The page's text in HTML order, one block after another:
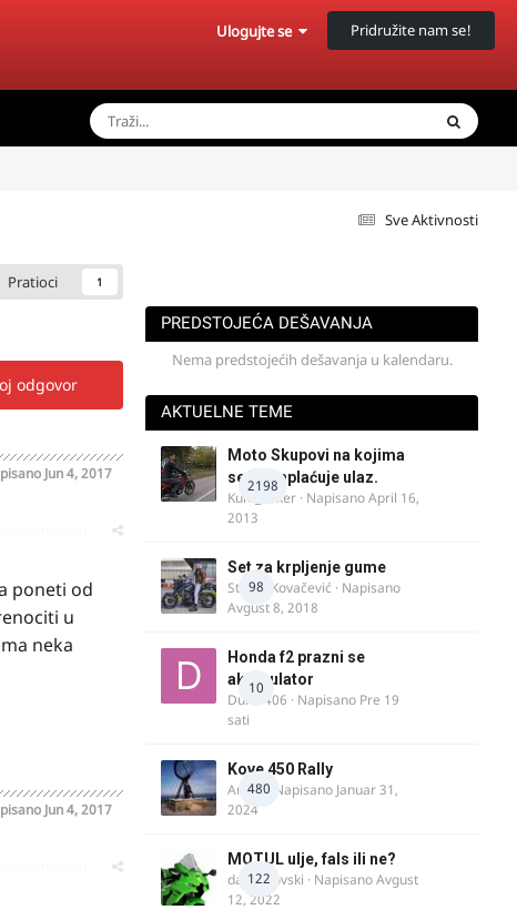
Ulogujte se Pridružite nam se!
Sve Aktivnosti
Pratioci 1
odgovor
Jun 4, 2017
poneti od
u
neka
Jun 4, 2017
PREDSTOJEĆA DEŠAVANJA
Nema predstojećih dešavanja u kalendaru.
AKTUELNE TEME
2198
Moto Skupovi na kojima
se ne naplaćuje ulaz.
Kum_Mixer · NapisanoApril 16,
2013
98
Set za krpljenje gume
Stefan Kovačević · Napisano
Avgust 8, 2018
10
Honda f2 prazni se
akomulator
Dule1406 · Napisano Pre 19
sati
480
Kove 450 Rally
AnteK· Napisano Januar 31,
2024
122
MOTUL ulje, fals ili ne?
dalipopovski · NapisanoAvgust
12, 2022